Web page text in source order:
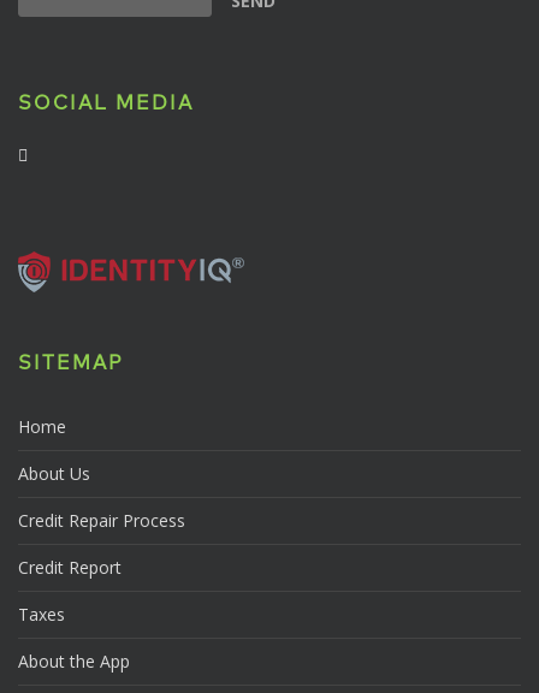
SOCIAL MEDIA
SITEMAP
Home
About Us
Credit Repair Process
Credit Report
Taxes
About the App